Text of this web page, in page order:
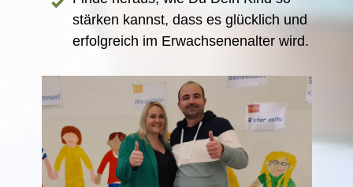
stärken kannst, dass es glücklich und
erfolgreich im Erwachsenenalter wird.